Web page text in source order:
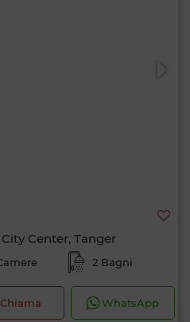
Center, Tanger
2 Bagni
Chiama WhatsApp